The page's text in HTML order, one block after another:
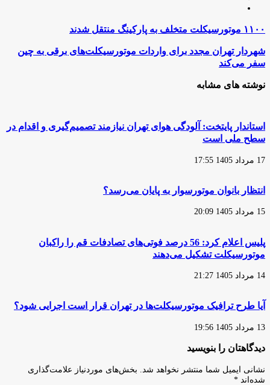
۱۱۰۰
موتورسیکلت
متخلف
به
پارکینگ
شدند
۱۱۰۰ موتورسیکلت متخلف به پارکینگ منتقل شدند
شهردار
تهران
مجدد
برای
واردات
به
چین
سفر
شهردار تهران مجدد برای واردات موتورسیکلت‌های برقی به چین
سفر می‌کند
نوشته های مشابه
استاندار پایتخت: آلودگی هوای تهران نیازمند تصمیم‌گیری و اقدام در
سطح ملی است
17 مرداد 1405 17:55
انتظار بانوان موتورسوار به پایان می‌رسد؟
15 مرداد 1405 20:09
پلیس اعلام کرد: 56 درصد فوتی‌های تصادفات قم را راکبان
موتورسیکلت تشکیل می‌دهند
14 مرداد 1405 21:27
آیا طرح ترافیک موتورسیکلت‌ها در تهران قرار است اجرایی شود؟
13 مرداد 1405 19:56
دیدگاهتان را بنویسید
نشانی ایمیل شما منتشر نخواهد شد.
بخش‌های موردنیاز علامت‌گذاری
شده‌اند *